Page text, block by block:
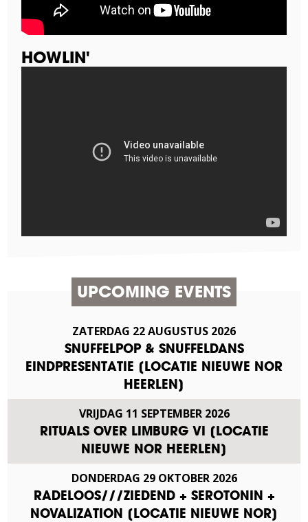
HOWLIN'
UPCOMING EVENTS
ZATERDAG 22AUGUSTUS 2026
SNUFFELPOP & SNUFFELDANS
EINDPRESENTATIE [LOCATIE NIEUWE NOR
HEERLEN]
VRIJDAG 11 SEPTEMBER 2026
RITUALS OVER LIMBURG VI [LOCATIE
NIEUWE NOR HEERLEN]
DONDERDAG 29 OKTOBER 2026
RADELOOS///ZIEDEND + SEROTONIN +
NOVALIZATION [LOCATIE NIEUWE NOR]